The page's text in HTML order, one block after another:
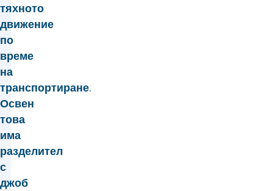
тяхното
движение
по
време
на
транспортиране.
Освен
това
има
разделител
с
джоб